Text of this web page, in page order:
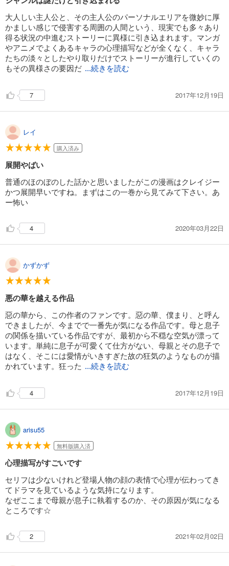
血の轍 17
693円 (税込)
完結
カート
試し読み
あらすじを表示する
大人しい主人公と、その主人公のパーソナルエリアを微妙に厚
かましい感じで侵害する周囲の人間という、現実でも多々あり
得る状況の中進むストーリーに異様に引き込まれます。マンガ
やアニメでよくあるキャラの心理描写などが全くなく、キャラ
たちの淡々としたやり取りだけでストーリーが進行していくの
もその異様さの要因だ ...続きを読む
7 2017年12月19日
レイ
購入済み
展開やばい
普通のほのぼのした話かと思いましたがこの漫画はクレイジー
かつ展開早いですね。まずはこの一巻から見てみて下さい。あ
ー怖い
4 2020年03月22日
かずかず
悪の華を越える作品
惡の華から、この作者のファンです。惡の華、僕まり、と呼ん
できましたが、今までで一番先が気になる作品です。母と息子
の関係を描いている作品ですが、最初から不穏な空気が漂って
います。単純に息子が可愛くて仕方がない、母親とその息子で
はなく、そこには愛情がいきすぎた故の狂気のようなものが描
かれています。狂った ...続きを読む
4 2017年12月19日
arisu55
無料版購入済
心理描写がすごいです
セリフは少ないけれど登場人物の顔の表情で心理が伝わってき
てドラマを見ているような気持になります。
なぜここまで母親が息子に執着するのか、その原因が気になる
ところです☆
2 2021年02月02日